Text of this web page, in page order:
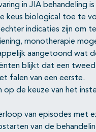
in JIA behandeling
keus biological toe te
indicaties zijn om
monotherapie
aangetoond wat
blijkt dat een
falen van een eerste.
op de keuze van het
van episodes met
van de